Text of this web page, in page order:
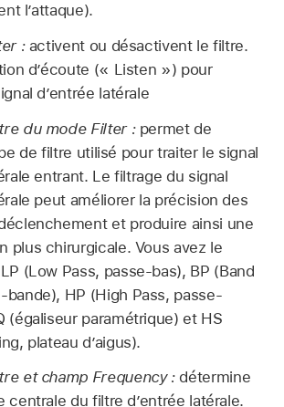
l’attaque).
:activent ou désactivent le filtre.
d’écoute (« Listen ») pour
d’entrée latérale
du mode Filter : permet de
de filtre utilisé pour traiter le signal
entrant. Le filtrage du signal
peut améliorer la précision des
et produire ainsi une
plus chirurgicale. Vous avez le
(Low Pass, passe-bas), BP (Band
bande), HP (High Pass, passe-
(égaliseur paramétrique) et HS
plateau d’aigus).
et champ Frequency : détermine
centrale du filtre d’entrée latérale.